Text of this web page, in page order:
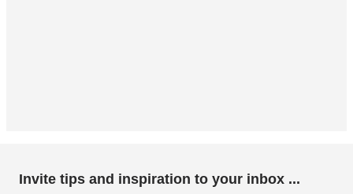
Invite tips and inspiration to your inbox ...